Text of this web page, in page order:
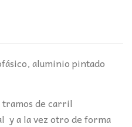
aluminio pintado
de carril
y a la vez otro de forma